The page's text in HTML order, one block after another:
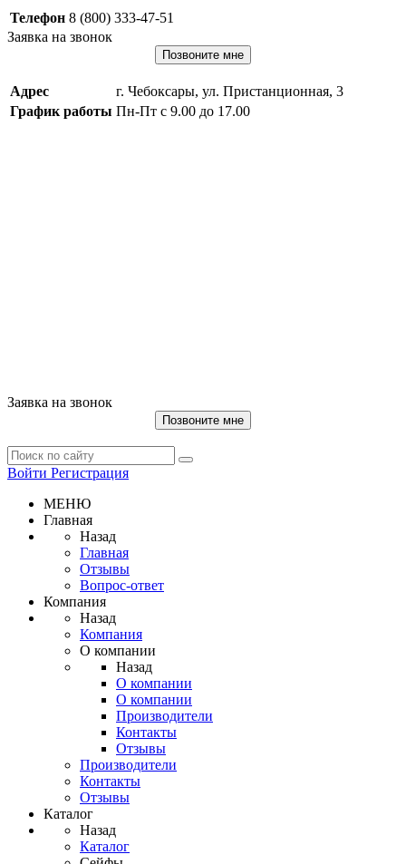
Телефон 8 (800) 333-47-51
Заявка на звонок
Позвоните мне
Адрес
г. Чебоксары, ул. Пристанционная, 3
График работы Пн-Пт с 9.00 до 17.00
Заявка на звонок
Позвоните мне
Войти Регистрация
МЕНЮ
Главная
Назад
Главная
Отзывы
Вопрос-ответ
Компания
Назад
Компания
О компании
Назад
О компании
О компании
Производители
Контакты
Отзывы
Производители
Контакты
Отзывы
Каталог
Назад
Каталог